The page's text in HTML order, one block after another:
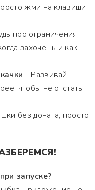
жми на клавиши
про ограничения,
захочешь и как
- Развивай
чтобы не отстать
без доната, просто
запуске?